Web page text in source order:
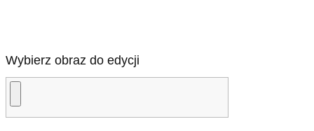
Wybierz obraz do edycji